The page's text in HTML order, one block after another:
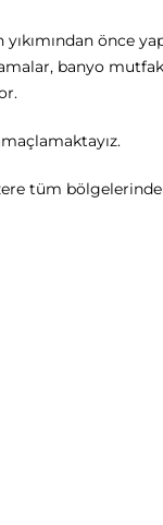
önce
banyo mutfak
tüm